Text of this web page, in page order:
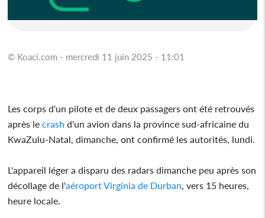
© Koaci.com - mercredi 11 juin 2025 - 11:01
Les corps d'un pilote et de deux passagers ont été retrouvés
après lecrash d'un avion dans la province sud-africaine du
KwaZulu-Natal, dimanche, ont confirmé les autorités, lundi.
L'appareil léger a disparu des radars dimanche peu après son
décollage de l'aéroport Virginia de Durban , vers 15 heures,
heure locale.